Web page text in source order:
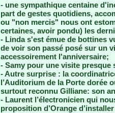
- une sympathique centaine
part de gestes quotidiens,
ou "non mercis" nous ont
certaines, avoir pondu) les
- Linda s'est émue de bottines
de voir son passé posé sur un
accessoirement l'anniversaire;
- Samy pour une visite presque
- Autre surprise : la
l’Auditorium de la Porte dorée
surtout reconnu Gilliane: son
- Laurent l’électronicien qui
proposition d’Orange